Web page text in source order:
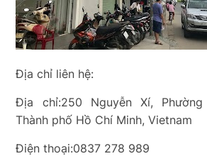
Địa chỉ liên hệ:
Địa chỉ:250 Nguyễn Xí, Phường
Thành phố Hồ Chí Minh, Vietnam
Điện thoại:0837 278 989